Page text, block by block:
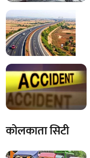
कोलकाता सिटी